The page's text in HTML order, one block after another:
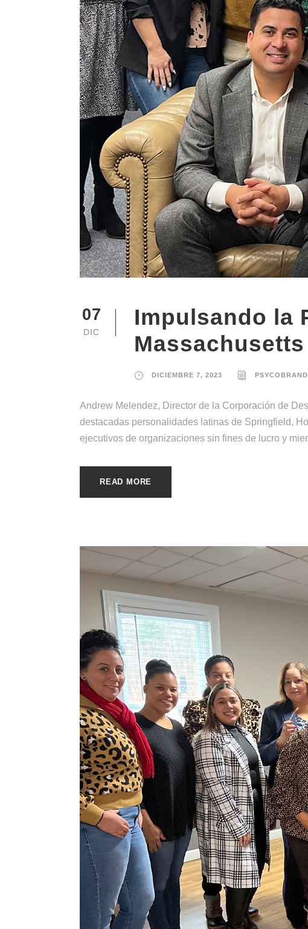
07
DIC
Impulsando la
Massachusetts
DICIEMBRE 7, 2023 PSYCOBRAND
Andrew Melendez, Director de la Corporación de
destacadas personalidades latinas de Springfield,
ejecutivos de organizaciones sin fines de lucro y
READ MORE